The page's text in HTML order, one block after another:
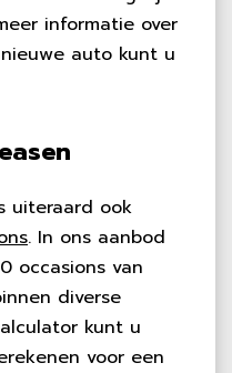
informatie over
auto kunt u
uiteraard ook
. In ons aanbod
occasions van
diverse
kunt u
voor een